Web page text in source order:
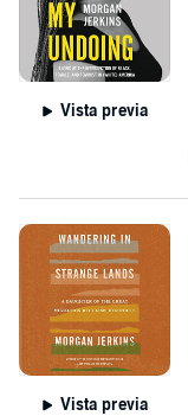
Vista previa
Vista previa